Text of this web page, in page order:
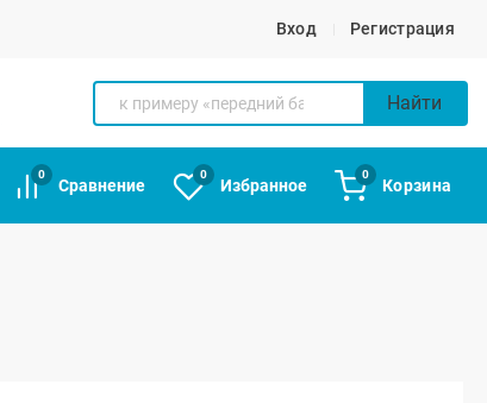
Вход Регистрация
Найти
0
Сравнение
0
Избранное
0
Корзина